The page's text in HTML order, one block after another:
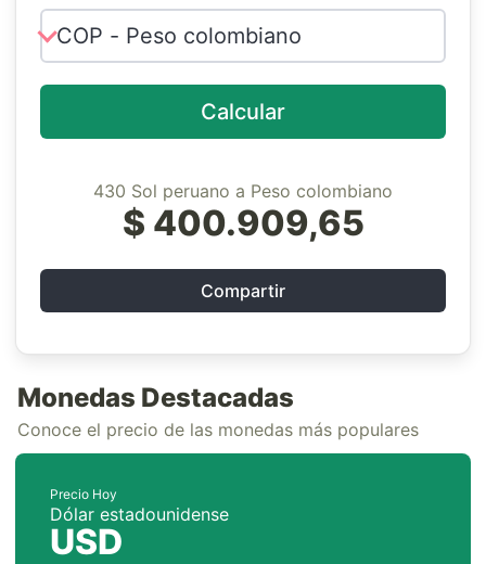
Calcular
430 Sol peruano a Peso colombiano
$ 400.909,65
Compartir
Monedas Destacadas
Conoce el precio de las monedas más populares
Precio Hoy
Dólar estadounidense
USD